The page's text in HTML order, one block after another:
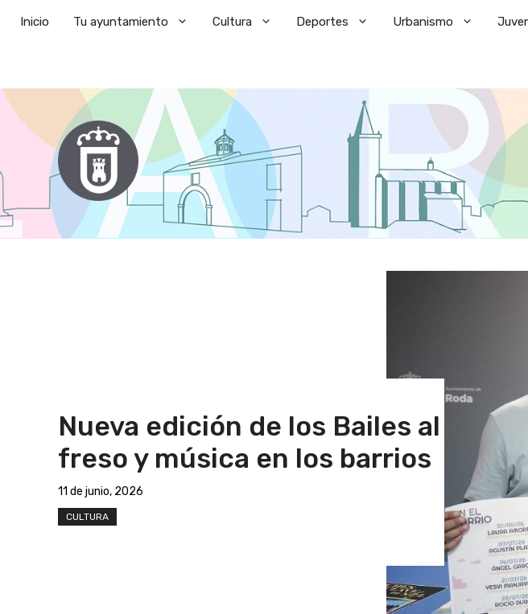
Inicio Tu ayuntamiento Cultura Deportes Urbanismo
Nueva edición de los Bailes al
freso y música en los barrios
11 de junio, 2026
CULTURA